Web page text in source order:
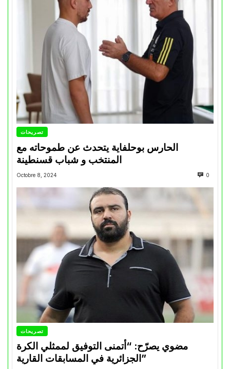
تصريحات
الحارس بوحلفاية يتحدث عن طموحاته مع
المنتخب و شباب قسنطينة
Octobre 8, 2024 0
تصريحات
مضوي يصرّح: “أتمنى التوفيق لممثلي الكرة
الجزائرية في المسابقات القارية”